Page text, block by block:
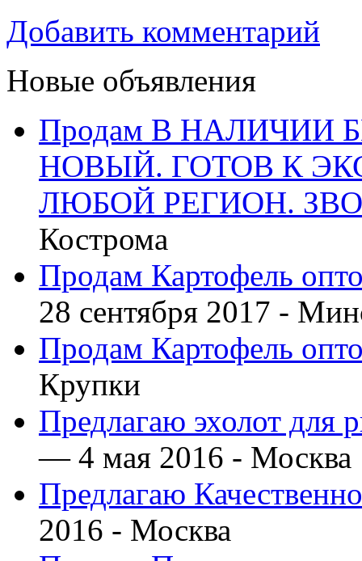
Добавить комментарий
Новые объявления
Продам В НАЛИЧИИ
НОВЫЙ. ГОТОВ К
ЛЮБОЙ РЕГИОН.
Кострома
Продам Картофель
28 сентября 2017 -
Продам Картофель
Крупки
Предлагаю эхолот для
— 4 мая 2016 - Москва
Предлагаю
2016 - Москва